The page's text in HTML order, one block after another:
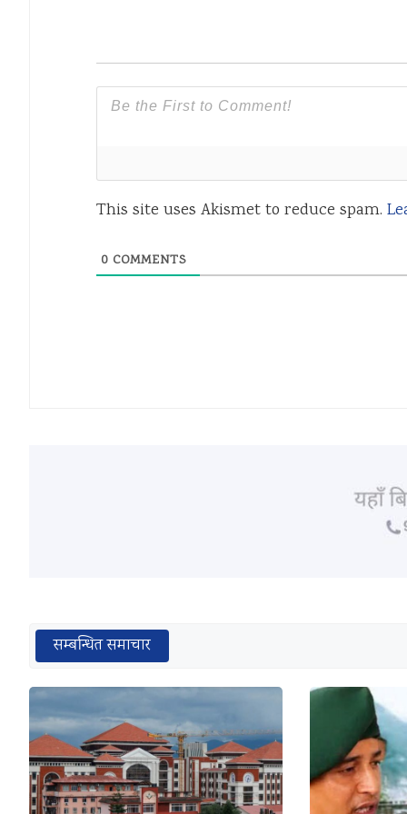
This site uses Akismet to reduce spam.
0 COMMENTS
सम्बन्धित समाचार